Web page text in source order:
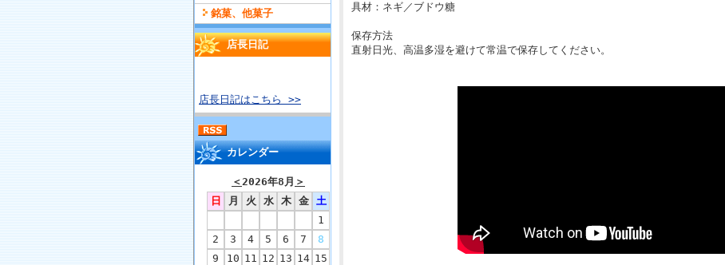
銘菓、他菓子
店長日記
店長日記はこちら >>
カレンダー
＜2026年8月 ＞
日
月 火 水 木 金
土
1
2
3 4 5 6 7
8
9
10 11 12 13 14 15
具材：ネギ／ブドウ糖
保存方法
直射日光、高温多湿を避けて常温で保存してください。